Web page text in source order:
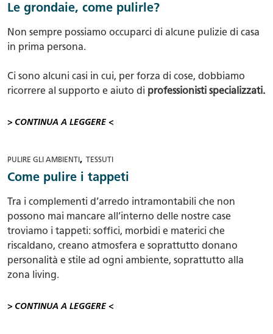
Le grondaie, come pulirle?
Non sempre possiamo occuparci di alcune pulizie di casa
in prima persona.
Ci sono alcuni casi in cui, per forza di cose, dobbiamo
ricorrere al supporto e aiuto di professionisti specializzati.
> CONTINUA A LEGGERE <
PULIRE GLI AMBIENTI , TESSUTI
Come pulire i tappeti
Tra i complementi d’arredo intramontabili che non
possono mai mancare all’interno delle nostre case
troviamo i tappeti: soffici, morbidi e materici che
riscaldano, creano atmosfera e soprattutto donano
personalità e stile ad ogni ambiente, soprattutto alla
zona living.
> CONTINUA A LEGGERE <